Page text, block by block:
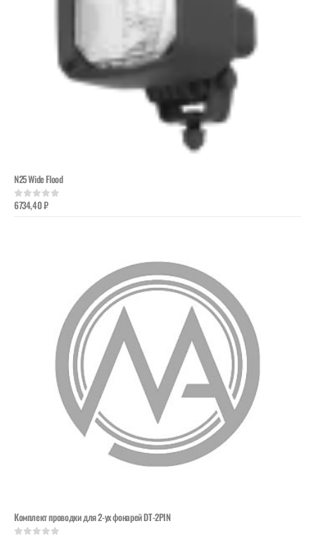
N25 Wide Flood
0out of 5
6734,40₽
Комплект проводки для 2-ух фонарей DT-2PIN